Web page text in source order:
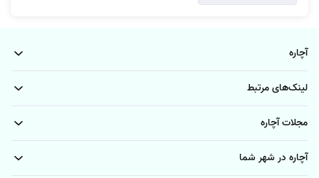
آچاره
لینک‌های مرتبط
مجلات آچاره
آچاره در شهر شما